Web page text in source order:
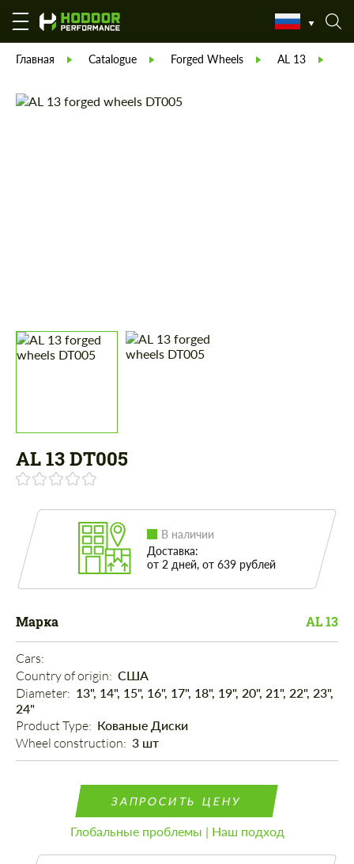
Главная Catalogue Forged Wheels AL 13
AL 13 DT005
В наличии
Доставка:
от 2 дней, от 639 рублей
Марка AL 13
Cars:
Country of origin: США
Diameter: 13", 14", 15", 16", 17", 18", 19", 20", 21", 22", 23",
24"
Product Type: Кованые Диски
Wheel construction: 3 шт
ЗАПРОСИТЬ ЦЕНУ
Глобальные проблемы | Наш подход